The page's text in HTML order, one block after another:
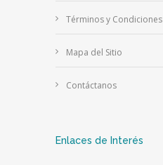
Términos y Condiciones
Mapa del Sitio
Contáctanos
Enlaces de Interés